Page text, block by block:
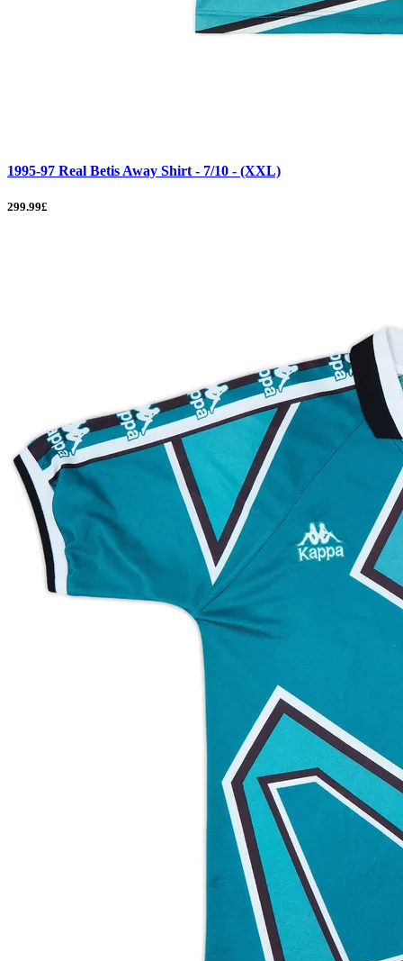
1995-97 Real Betis Away Shirt - 7/10 - (XXL)
299.99£